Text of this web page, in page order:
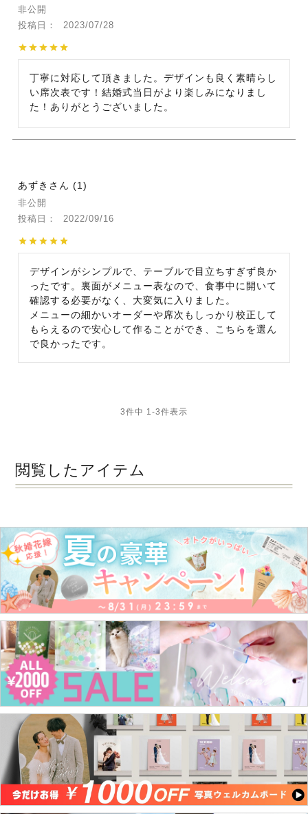
非公開
投稿日
2023/07/28
丁寧に対応して頂きました。デザインも良く素晴らし
い席次表です！結婚式当日がより楽しみになりまし
た！ありがとうございました。
あずき 1
非公開
投稿日
2022/09/16
デザインがシンプルで、テーブルで目立ちすぎず良か
ったです。裏面がメニュー表なので、食事中に開いて
確認する必要がなく、大変気に入りました。
メニューの細かいオーダーや席次もしっかり校正して
もらえるので安心して作ることができ、こちらを選ん
で良かったです。
3件中 1-3件表示
閲覧したアイテム